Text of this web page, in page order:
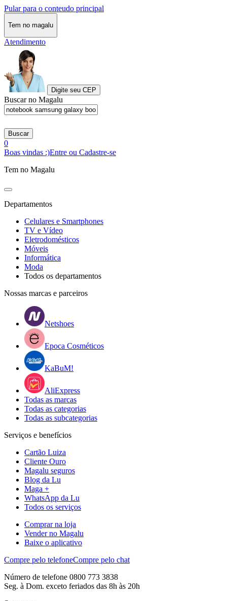
Pular para o conteudo principal
Tem no magalu
Atendimento
Digite seu CEP
Buscar no Magalu
Buscar
0
Boas vindas :)Entre ou Cadastre-se
Tem no Magalu
Departamentos
Celulares e Smartphones
TV e Vídeo
Eletrodomésticos
Móveis
Informática
Moda
Todos os departamentos
Nossas marcas e parceiros
Netshoes
Epoca Cosméticos
KaBuM!
AliExpress
Todas as marcas
Todas as categorias
Todas as subcategorias
Serviços e benefícios
Cartão Luiza
Cliente Ouro
Magalu seguros
Blog da Lu
Maga +
WhatsApp da Lu
Todos os serviços
Comprar na loja
Vender no Magalu
Baixe o aplicativo
Compre pelo telefoneCompre pelo chat
Número de telefone 0800 773 3838
Seg. à Dom. exceto feriados das 8h às 20h